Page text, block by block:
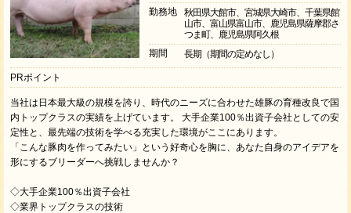
勤務地
秋田県大館市、宮城県大崎市、千葉県館
山市、富山県富山市、鹿児島県薩摩郡さ
つま町、鹿児島県阿久根
期間
長期（期間の定めなし）
PRポイント
当社は日本最大級の規模を誇り、時代のニーズに合わせた雄豚の育種改良で国
内トップクラスの実績を上げています。 大手企業100％出資子会社としての安
定性と、最先端の技術を学べる充実した環境がここにあります。
「こんな豚肉を作ってみたい」という好奇心を胸に、あなた自身のアイデアを
形にするブリーダーへ挑戦しませんか？
◇大手企業100％出資子会社
◇業界トップクラスの技術